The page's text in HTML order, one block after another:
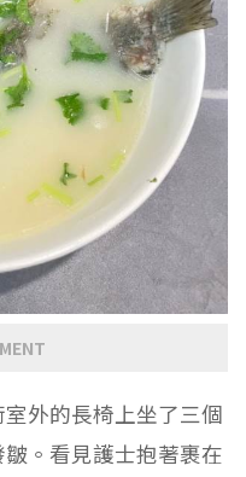
外的長椅上坐了三個
。看見護士抱著裹在